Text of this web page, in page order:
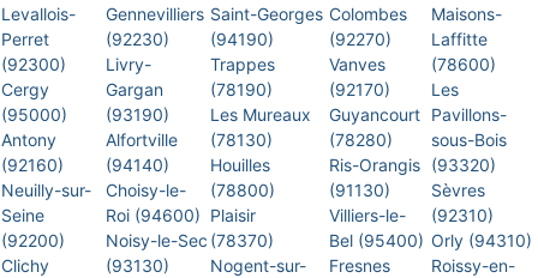
Levallois-
Perret
(92300)
Cergy
(95000)
Antony
(92160)
Neuilly-sur-
Seine
(92200)
Clichy
Gennevilliers
(92230)
Livry-
Gargan
(93190)
Alfortville
(94140)
Choisy-le-
Roi (94600)
Noisy-le-Sec
(93130)
Saint-Georges
(94190)
Trappes
(78190)
Les Mureaux
(78130)
Houilles
(78800)
Plaisir
(78370)
Nogent-sur-
Colombes
(92270)
Vanves
(92170)
Guyancourt
(78280)
Ris-Orangis
(91130)
Villiers-le-
Bel (95400)
Fresnes
Maisons-
Laffitte
(78600)
Les
Pavillons-
sous-Bois
(93320)
Sèvres
(92310)
Orly (94310)
Roissy-en-